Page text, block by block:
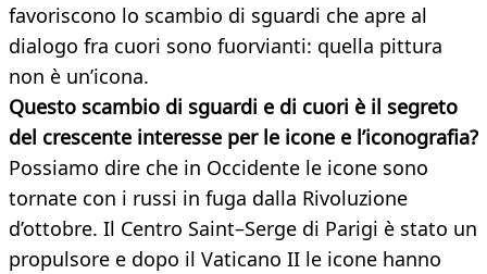
favoriscono lo scambio di sguardi che apre al
dialogo fra cuori sono fuorvianti: quella pittura
non è un’icona.
Questo scambio di sguardi e di cuori è il segreto
del crescente interesse per le icone e l’iconografia?
Possiamo dire che in Occidente le icone sono
tornate con i russi in fuga dalla Rivoluzione
d’ottobre. Il Centro Saint–Serge di Parigi è stato un
propulsore e dopo il Vaticano II le icone hanno